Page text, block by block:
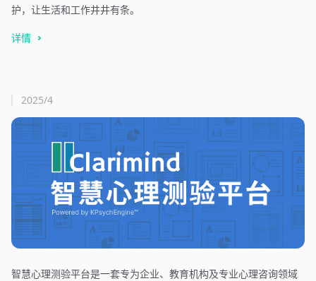
护，让生活和工作井井有条。
详情
2025/4
智慧心理测验平台是一套专为企业、教育机构及专业心理咨询领域